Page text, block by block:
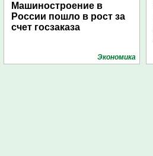
Машиностроение в
России пошло в рост за
счет госзаказа
Экономика